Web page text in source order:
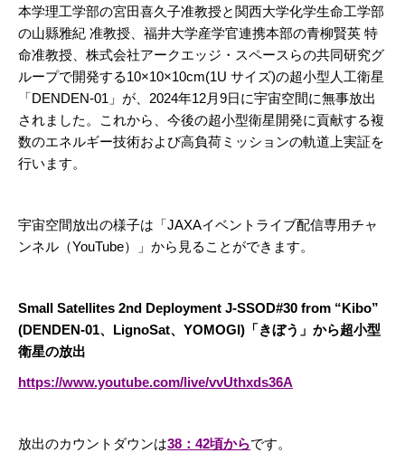
本学理工学部の宮田喜久子准教授と関西大学化学生命工学部
の山縣雅紀 准教授、福井大学産学官連携本部の青柳賢英 特
命准教授、株式会社アークエッジ・スペースらの共同研究グ
ループで開発する10×10×10cm(1U サイズ)の超小型人工衛星
「DENDEN-01」が、2024年12月9日に宇宙空間に無事放出
されました。これから、今後の超小型衛星開発に貢献する複
数のエネルギー技術および高負荷ミッションの軌道上実証を
行います。
宇宙空間放出の様子は「JAXAイベントライブ配信専用チャ
ンネル（YouTube）」から見ることができます。
Small Satellites 2nd Deployment J-SSOD#30 from “Kibo”
(DENDEN-01、LignoSat、YOMOGI)「きぼう」から超小型
衛星の放出
https://www.youtube.com/live/vvUthxds36A
放出のカウントダウンは38：42頃からです。